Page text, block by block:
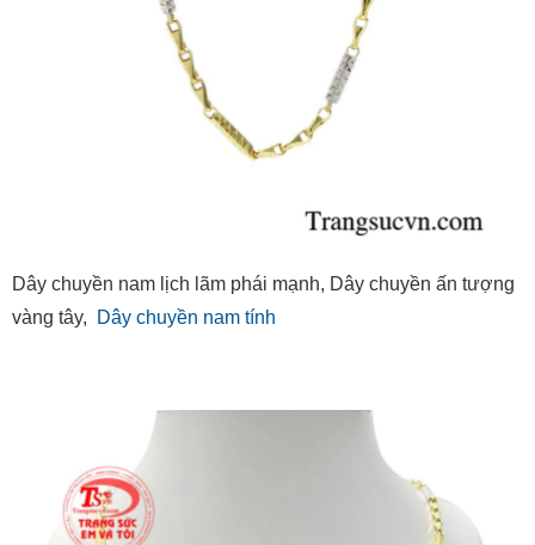
Dây chuyền nam lịch lãm phái mạnh, Dây chuyền ấn tượng
vàng tây,
Dây chuyền nam tính